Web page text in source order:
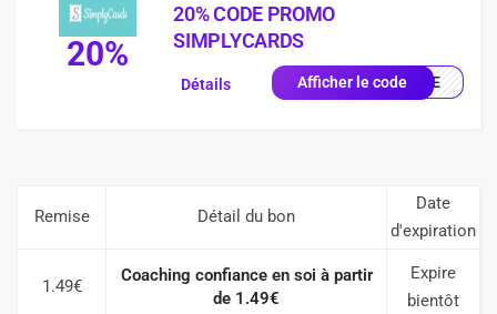
20%
20% CODE PROMO
SIMPLYCARDS
Afficher le codeCOME
Détails
Remise Détail du bon
Date
d'expiration
1.49€
Coaching confiance en soi à partir
de 1.49€
Expire
bientôt